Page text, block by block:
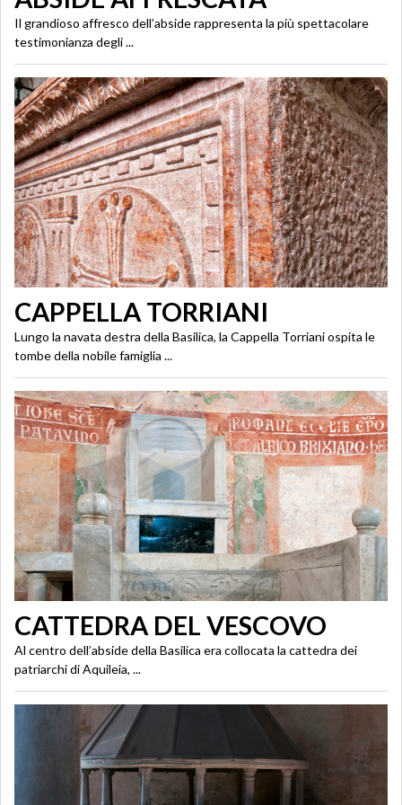
Il grandioso affresco dell’abside rappresenta la più spettacolare
testimonianza degli ...
CAPPELLA TORRIANI
Lungo la navata destra della Basilica, la Cappella Torriani ospita le
tombe della nobile famiglia ...
CATTEDRA DEL VESCOVO
Al centro dell’abside della Basilica era collocata la cattedra dei
patriarchi di Aquileia, ...